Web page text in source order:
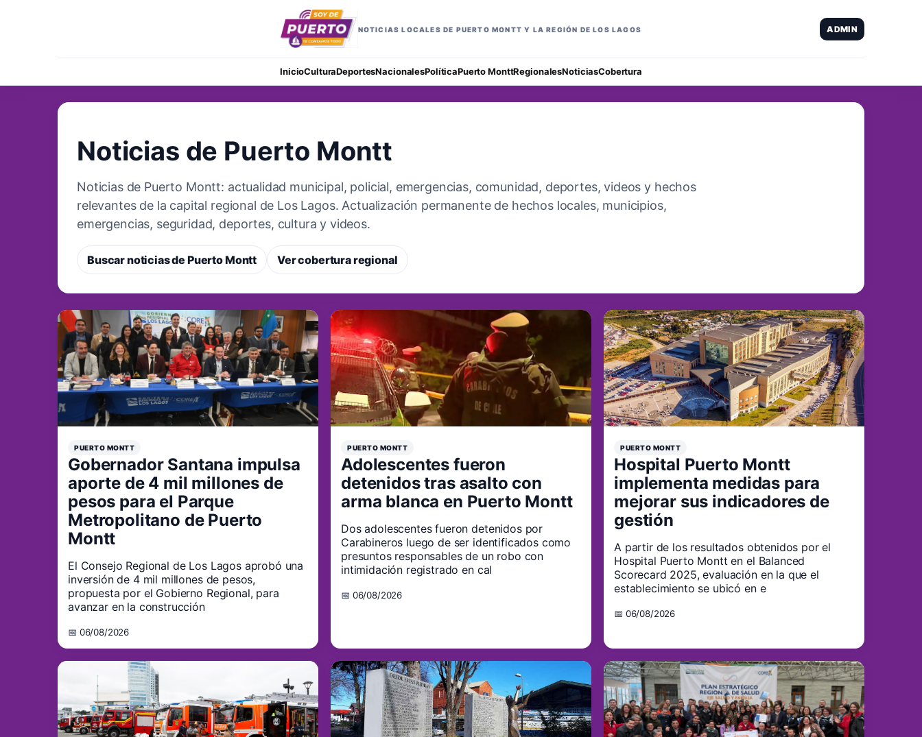
NOTICIAS LOCALES DE PUERTO MONTT Y LA REGIÓN DE LOS LAGOS
InicioCulturaDeportesNacionalesPolíticaPuerto MonttRegionalesNoticiasCobertura
ADMIN
Noticias de Puerto Montt
Noticias de Puerto Montt: actualidad municipal, policial, emergencias, comunidad, deportes, videos y hechos
relevantes de la capital regional de Los Lagos. Actualización permanente de hechos locales, municipios,
emergencias, seguridad, deportes, cultura y videos.
Buscar noticias de Puerto Montt Ver cobertura regional
PUERTO MONTT
Gobernador Santana impulsa
aporte de 4 mil millones de
pesos para el Parque
Metropolitano de Puerto
Montt
El Consejo Regional de Los Lagos aprobó una
inversión de 4 mil millones de pesos,
propuesta por el Gobierno Regional, para
avanzar en la construcción
📅 06/08/2026
PUERTO MONTT
Adolescentes fueron
detenidos tras asalto con
arma blanca en Puerto Montt
Dos adolescentes fueron detenidos por
Carabineros luego de ser identificados como
presuntos responsables de un robo con
intimidación registrado en cal
📅 06/08/2026
PUERTO MONTT
Hospital Puerto Montt
implementa medidas para
mejorar sus indicadores de
gestión
A partir de los resultados obtenidos por el
Hospital Puerto Montt en el Balanced
Scorecard 2025, evaluación en la que el
establecimiento se ubicó en e
📅 06/08/2026